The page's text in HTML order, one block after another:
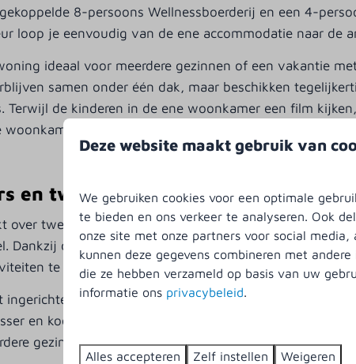
Buiten
Zonnewering: Zonnescherm
Loungeset
Parasol
Parkeerplaats: 3
Entertainment Ligging
8-persoons Wellnessboerderij en een 4-
loop je eenvoudig van de ene accommodatie naar de
ideaal voor meerdere gezinnen of een vakantie
samen onder één dak, maar beschikken
Terwijl de kinderen in de ene woonkamer een film
rustig borrelen. Ook kan iedereen zich op
en twee compleet ingerichte
over twee woonkamers, beide met een comfortabele
Dankzij de twee woonruimtes is er volop plaats om
te ondernemen.
open keukens met onder andere een
en koelkast met vriesvak. Zo is er alle ruimte om voor
gezinnen gebruik te maken van een eigen keuken en
Deze website maakt gebruik van
We gebruiken cookies voor een optimale
te bieden en ons verkeer te analyseren. Ook
onze site met onze partners voor social
kunnen deze gegevens combineren met
die ze hebben verzameld op basis van uw
informatie ons privacybeleid.
Alles accepteren Zelf instellen Weigeren